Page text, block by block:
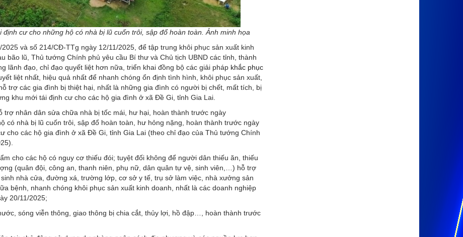
cư cho những hộ có nhà bị lũ cuốn trôi, sập đổ hoàn toàn. Ảnh minh họa
và số 214/CĐ-TTg ngày 12/11/2025, để tập trung khôi phục sản xuất kinh
bão lũ, Thủ tướng Chính phủ yêu cầu Bí thư và Chủ tịch UBND các tỉnh, thành
lãnh đạo, chỉ đạo quyết liệt hơn nữa, triển khai đồng bộ các giải pháp khắc phục
liệt nhất, hiệu quả nhất để nhanh chóng ổn định tình hình, khôi phục sản xuất,
trợ các gia đình bị thiệt hại, nhất là những gia đình có người bị chết, mất tích, bị
khu mới tái định cư cho các hộ gia đình ở xã Đề Gi, tỉnh Gia Lai.
nhân dân sửa chữa nhà bị tốc mái, hư hại, hoàn thành trước ngày
có nhà bị lũ cuốn trôi, sập đổ hoàn toàn, hư hỏng nặng, hoàn thành trước ngày
cho các hộ gia đình ở xã Đề Gi, tỉnh Gia Lai (theo chỉ đạo của Thủ tướng Chính
cho các hộ có nguy cơ thiếu đói; tuyệt đối không để người dân thiếu ăn, thiếu
(quân đội, công an, thanh niên, phụ nữ, dân quân tự vệ, sinh viên,…) hỗ trợ
nhà cửa, đường xá, trường lớp, cơ sở y tế, trụ sở làm việc, nhà xưởng sản
bệnh, nhanh chóng khôi phục sản xuất kinh doanh, nhất là các doanh nghiệp
20/11/2025;
sóng viễn thông, giao thông bị chia cắt, thủy lợi, hồ đập…, hoàn thành trước